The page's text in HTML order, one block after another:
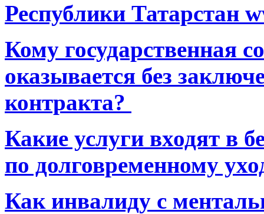
Республики Татарстан
Кому государственная
оказывается без
контракта?
Какие услуги входят в
по долговременному
Как инвалиду с